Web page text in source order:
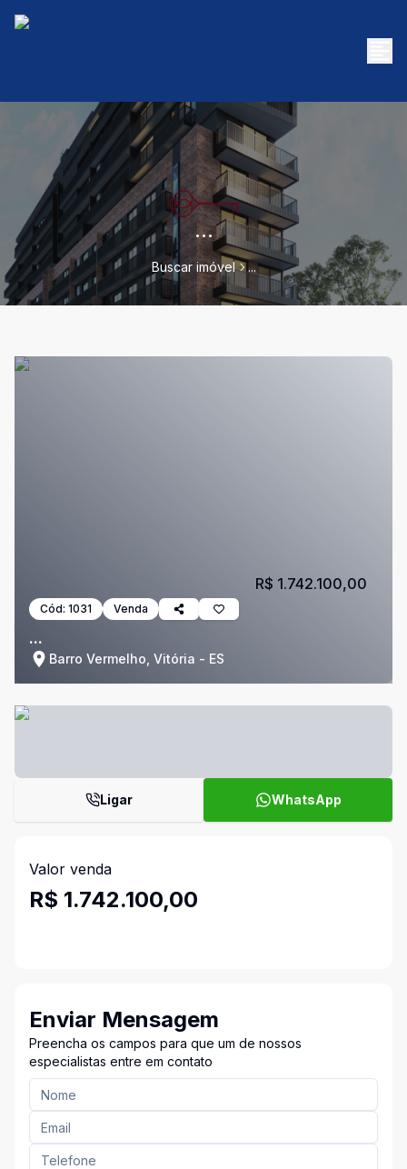
...
Buscar imóvel ...
Cód: 1031 Venda
...
Barro Vermelho, Vitória - ES
R$ 1.742.100,00
Ligar WhatsApp
Valor venda
R$ 1.742.100,00
Enviar Mensagem
Preencha os campos para que um de nossos
especialistas entre em contato